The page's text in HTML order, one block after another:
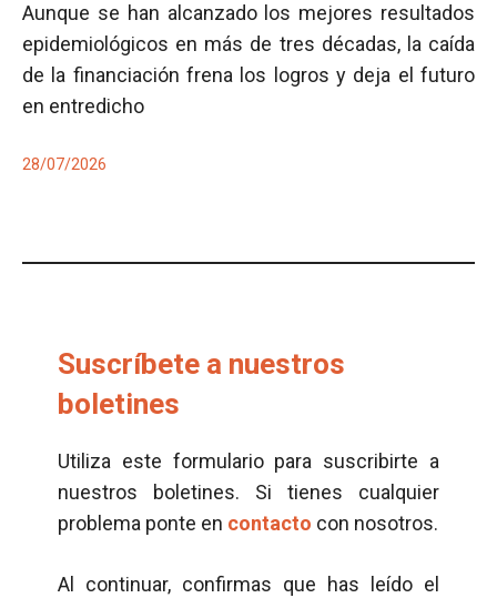
Aunque se han alcanzado los mejores resultados
epidemiológicos en más de tres décadas, la caída
de la financiación frena los logros y deja el futuro
en entredicho
28/07/2026
Suscríbete a nuestros
boletines
Utiliza este formulario para suscribirte a
nuestros boletines. Si tienes cualquier
problema ponte en contacto con nosotros.
Al continuar, confirmas que has leído el